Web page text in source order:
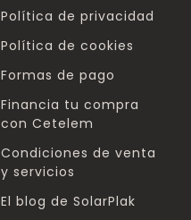
Política de privacidad
Política de cookies
Formas de pago
Financia tu compra
con Cetelem
Condiciones de venta
y servicios
El blog de SolarPlak